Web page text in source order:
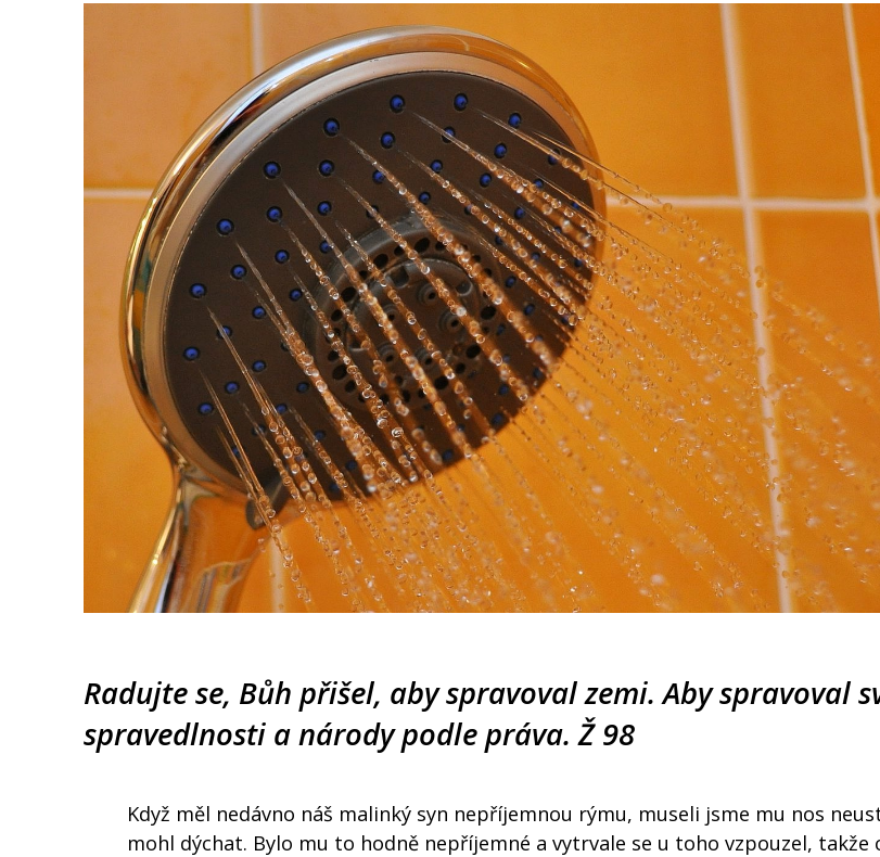
Radujte se, Bůh přišel, aby spravoval zemi. Aby spravoval
spravedlnosti a národy podle práva. Ž 98
Když měl nedávno náš malinký syn nepříjemnou rýmu, museli jsme mu nos
mohl dýchat. Bylo mu to hodně nepříjemné a vytrvale se u toho vzpouzel, takže